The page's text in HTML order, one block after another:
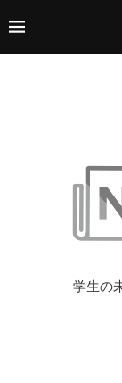
学生の